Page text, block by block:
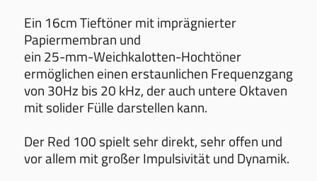
Ein 16cm Tieftöner mit imprägnierter
Papiermembran und
ein 25-mm-Weichkalotten-Hochtöner
ermöglichen einen erstaunlichen Frequenzgang
von 30Hz bis 20 kHz, der auch untere Oktaven
mit solider Fülle darstellen kann.
Der Red 100 spielt sehr direkt, sehr offen und
vor allem mit großer Impulsivität und Dynamik.